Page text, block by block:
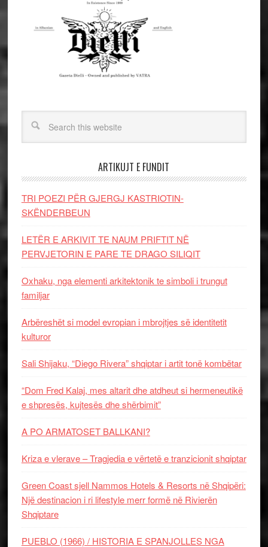
ARTIKUJT E FUNDIT
TRI POEZI PËR GJERGJ KASTRIOTIN-
SKËNDERBEUN
LETËR E ARKIVIT TE NAUM PRIFTIT NË
PERVJETORIN E PARE TE DRAGO SILIQIT
Oxhaku, nga elementi arkitektonik te simboli i trungut
familjar
Arbëreshët si model evropian i mbrojtjes së identitetit
kulturor
Sali Shijaku, “Diego Rivera” shqiptar i artit tonë kombëtar
“Dom Fred Kalaj, mes altarit dhe atdheut si hermeneutikë
e shpresës, kujtesës dhe shërbimit”
A PO ARMATOSET BALLKANI?
Kriza e vlerave – Tragjedia e vërtetë e tranzicionit shqiptar
Green Coast sjell Nammos Hotels & Resorts në Shqipëri:
Një destinacion i ri lifestyle merr formë në Rivierën
Shqiptare
PUEBLO (1966) / HISTORIA E SPANJOLLES NGA